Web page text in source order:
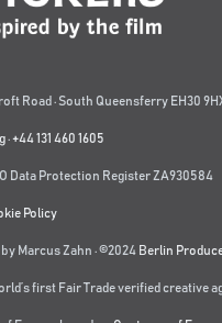
Road · South Queensferry EH30
·+44 131 460 1605
Data Protection Register ZA930584
Policy
Marcus Zahn · ©2024 Berlin
first Fair Trade verified creative